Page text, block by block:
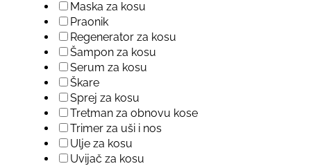
Maska za kosu
Praonik
Regenerator za kosu
Šampon za kosu
Serum za kosu
Škare
Sprej za kosu
Tretman za obnovu kose
Trimer za uši i nos
Ulje za kosu
Uvijač za kosu